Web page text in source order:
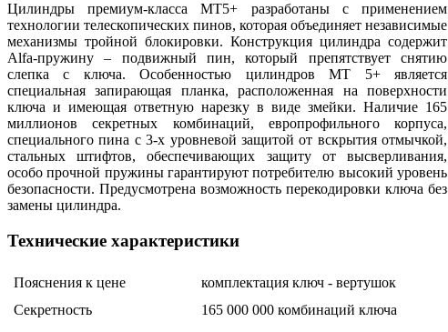
Цилиндры премиум-класса МТ5+ разработаны с применением
технологии телескопических пинов, которая объединяет независимые
механизмы тройной блокировки. Конструкция цилиндра содержит
Alfa-пружину – подвижный пин, который препятствует снятию
слепка с ключа. Особенностью цилиндров МТ 5+ является
специальная запирающая планка, расположенная на поверхности
ключа и имеющая ответную нарезку в виде змейки. Наличие 165
миллионов секретных комбинаций, европрофильного корпуса,
специального пина с 3-х уровневой защитой от вскрытия отмычкой,
стальных штифтов, обеспечивающих защиту от высверливания,
особо прочной пружины гарантируют потребителю высокий уровень
безопасности. Предусмотрена возможность перекодировки ключа без
замены цилиндра.
Технические характеристики
Пояснения к цене
комплектация ключ - вертушок
Секретность
165 000 000 комбинаций ключа